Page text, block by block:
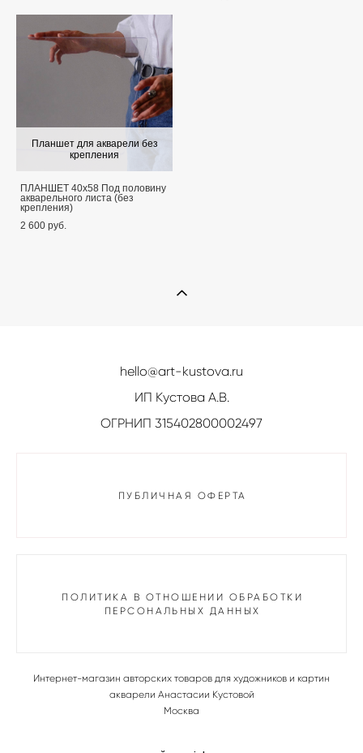
Планшет для акварели без
крепления
ПЛАНШЕТ 40х58 Под половину
акварельного листа (без
крепления)
2 600 pуб.
hello@art-kustova.ru
ИП Кустова А.В.
ОГРНИП 315402800002497
ПУБЛИЧНАЯ ОФЕРТА
ПОЛИТИКА В ОТНОШЕНИИ ОБРАБОТКИ
ПЕРСОНАЛЬНЫХ ДАННЫХ
Интернет-магазин авторских товаров для художников и картин
акварели Анастасии Кустовой
Москва